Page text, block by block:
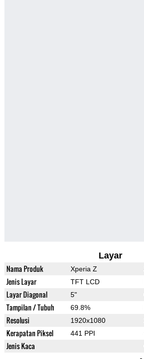
Layar
Nama Produk Xperia Z
Jenis Layar TFT LCD
Layar Diagonal 5"
Tampilan / Tubuh 69.8%
Resolusi 1920x1080
Kerapatan Piksel 441 PPI
Jenis Kaca